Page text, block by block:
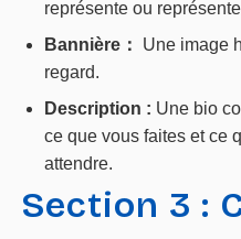
représente ou
Bannière：
Une image
regard.
Description : Une bio
ce que vous faites et ce
attendre.
Section 3 :